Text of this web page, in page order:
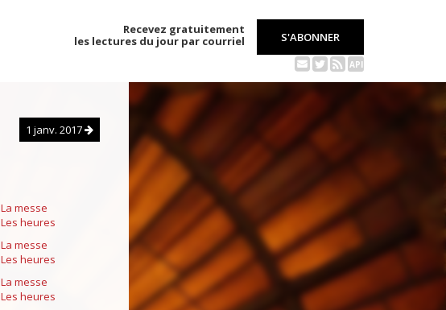
Recevez gratuitement
les lectures du jour par courriel
S'ABONNER
API
1 janv. 2017
La messe
Les heures
La messe
Les heures
La messe
Les heures